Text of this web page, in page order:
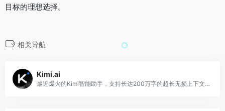
目标的理想选择。
相关导航
Kimi.ai
最近爆火的Kimi智能助手，支持长达200万字的超长无损上下文内测